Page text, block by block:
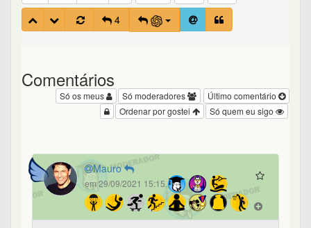
4
Comentários
Último comentário
Só moderadores
Só os meus
Só quem eu sigo
Ordenar por gostei
Mauro
em 29/09/2021 15:15